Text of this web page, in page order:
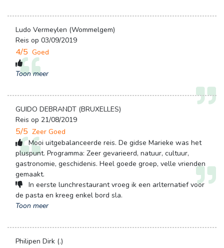
Ludo Vermeylen (Wommelgem)
Reis op 03/09/2019
4/5 Goed
Toon meer
GUIDO DEBRANDT (BRUXELLES)
Reis op 21/08/2019
5/5 Zeer Goed
Mooi uitgebalanceerde reis. De gidse Marieke was het
pluspunt. Programma: Zeer gevarieerd, natuur, cultuur,
gastronomie, geschidenis. Heel goede groep, velle vrienden
gemaakt.
In eerste lunchrestaurant vroeg ik een arlternatief voor
de pasta en kreeg enkel bord sla.
Toon meer
Philipen Dirk (.)